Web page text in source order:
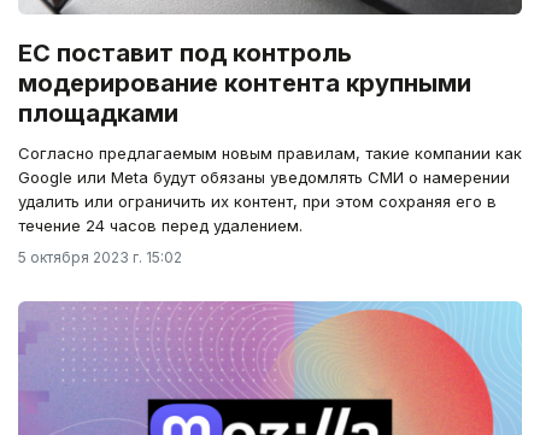
ЕС поставит под контроль
модерирование контента крупными
площадками
Согласно предлагаемым новым правилам, такие компании как
Google или Meta будут обязаны уведомлять СМИ о намерении
удалить или ограничить их контент, при этом сохраняя его в
течение 24 часов перед удалением.
5 октября 2023 г. 15:02